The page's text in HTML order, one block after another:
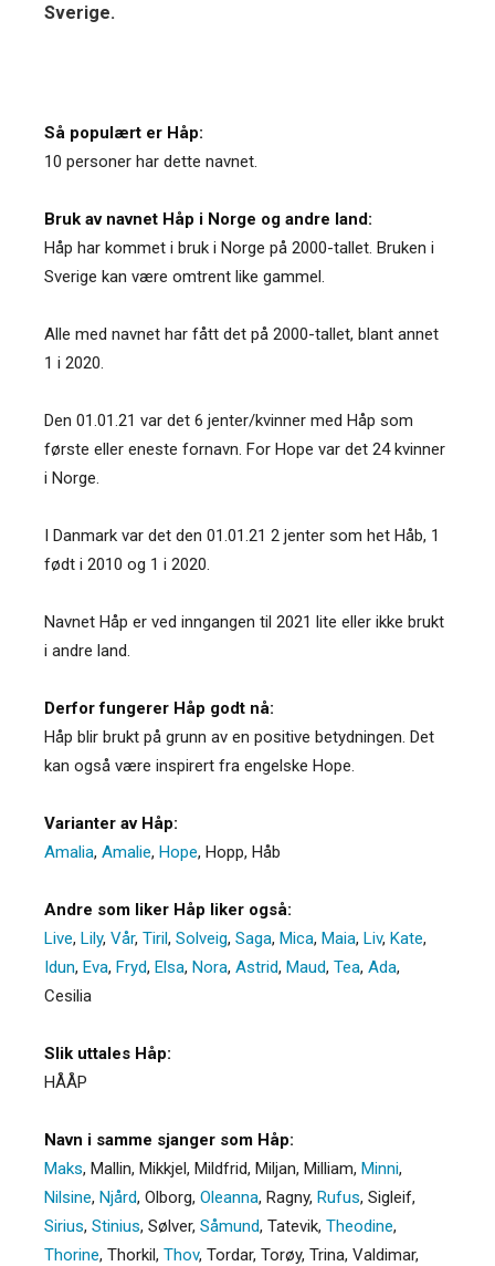
Sverige.
Så populært er Håp:
10 personer har dette navnet.
Bruk av navnet Håp i Norge og andre land:
Håp har kommet i bruk i Norge på 2000-tallet. Bruken i
Sverige kan være omtrent like gammel.
Alle med navnet har fått det på 2000-tallet, blant annet
1 i 2020.
Den 01.01.21 var det 6 jenter/kvinner med Håp som
første eller eneste fornavn. For Hope var det 24 kvinner
i Norge.
I Danmark var det den 01.01.21 2 jenter som het Håb, 1
født i 2010 og 1 i 2020.
Navnet Håp er ved inngangen til 2021 lite eller ikke brukt
i andre land.
Derfor fungerer Håp godt nå:
Håp blir brukt på grunn av en positive betydningen. Det
kan også være inspirert fra engelske Hope.
Varianter av Håp:
Amalia, Amalie, Hope, Hopp, Håb
Andre som liker Håp liker også:
Live, Lily, Vår, Tiril, Solveig, Saga, Mica, Maia, Liv, Kate,
Idun, Eva, Fryd, Elsa, Nora, Astrid, Maud, Tea, Ada,
Cesilia
Slik uttales Håp:
HÅÅP
Navn i samme sjanger som Håp:
Maks, Mallin, Mikkjel, Mildfrid, Miljan, Milliam, Minni,
Nilsine, Njård, Olborg, Oleanna, Ragny, Rufus, Sigleif,
Sirius, Stinius, Sølver, Såmund, Tatevik, Theodine,
Thorine, Thorkil, Thov, Tordar, Torøy, Trina, Valdimar,